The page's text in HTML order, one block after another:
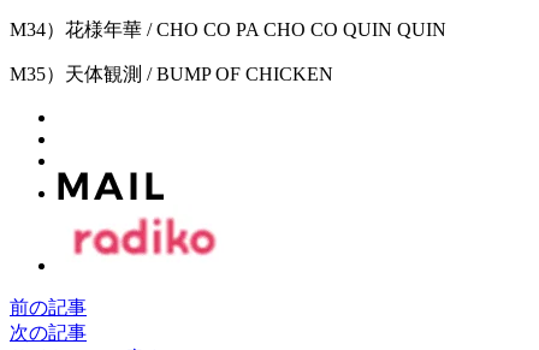
M34）花様年華 / CHO CO PA CHO CO QUIN QUIN
M35）天体観測 / BUMP OF CHICKEN
前の記事
次の記事